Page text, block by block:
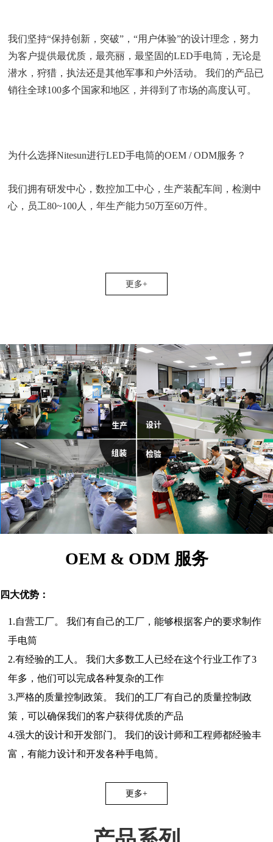
我们坚持“保持创新，突破”，“用户体验”的设计理念，努力
为客户提供最优质，最亮丽，最坚固的LED手电筒，无论是
潜水，狩猎，执法还是其他军事和户外活动。 我们的产品已
销往全球100多个国家和地区，并得到了市场的高度认可。
为什么选择Nitesun进行LED手电筒的OEM / ODM服务？
我们拥有研发中心，数控加工中心，生产装配车间，检测中
心，员工80~100人，年生产能力50万至60万件。
更多+
OEM & ODM 服务
四大优势：
1.自营工厂。 我们有自己的工厂，能够根据客户的要求制作
手电筒
2.有经验的工人。 我们大多数工人已经在这个行业工作了3
年多，他们可以完成各种复杂的工作
3.严格的质量控制政策。 我们的工厂有自己的质量控制政
策，可以确保我们的客户获得优质的产品
4.强大的设计和开发部门。 我们的设计师和工程师都经验丰
富，有能力设计和开发各种手电筒。
更多+